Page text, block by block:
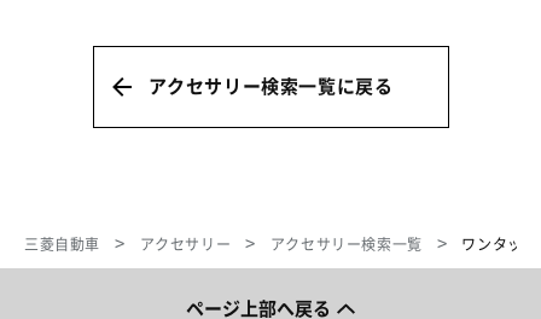
アクセサリー検索一覧に戻る
三菱自動車 アクセサリー アクセサリー検索一覧 ワンタッ
ページ上部へ戻る